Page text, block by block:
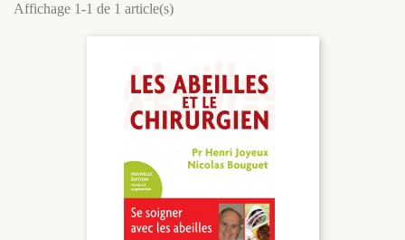
Affichage 1-1 de 1 article(s)